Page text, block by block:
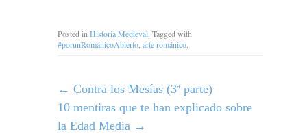
Posted inHistoria Medieval. Tagged with
#porunRománicoAbierto, arte románico.
← Contra los Mesías (3ª parte)
10 mentiras que te han explicado sobre
la Edad Media →